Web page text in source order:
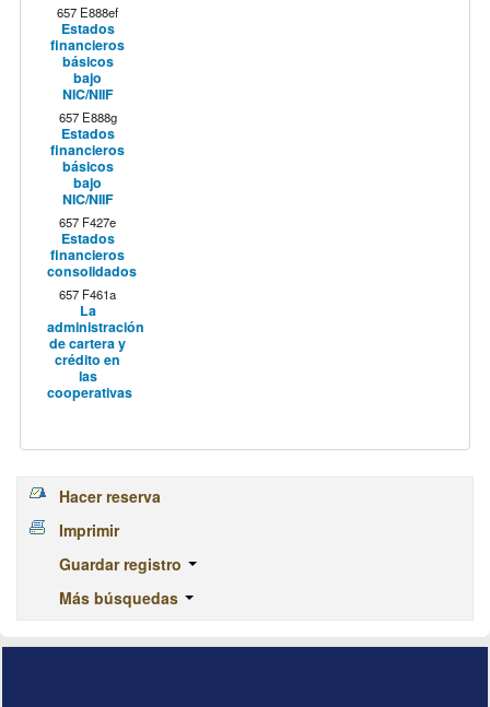
657 E888ef
Estados
financieros
básicos
bajo
NIC/NIIF
657 E888g
Estados
financieros
básicos
bajo
NIC/NIIF
657 F427e
Estados
financieros
consolidados
657 F461a
La
administración
de cartera y
crédito en
las
cooperativas
Hacer reserva
Imprimir
Guardar registro
Más búsquedas